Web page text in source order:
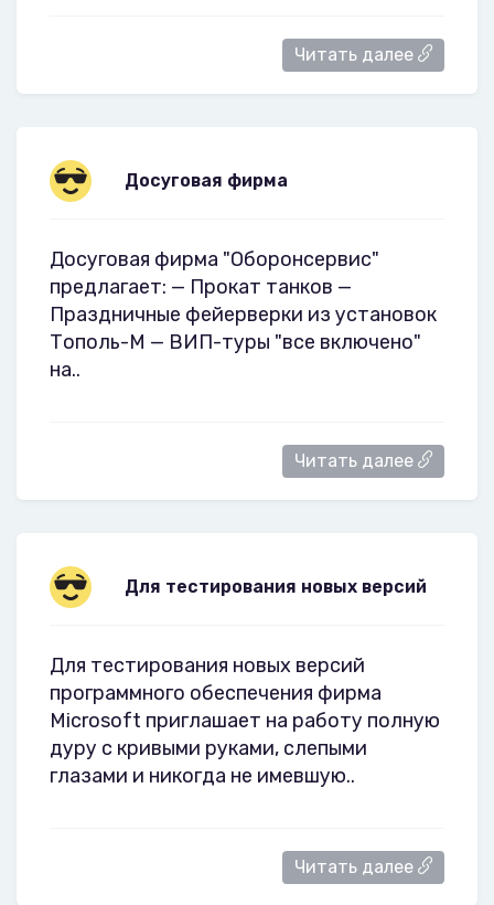
Читать далее
Досуговая фирма
Досуговая фирма "Оборонсервис"
предлагает: — Прокат танков —
Праздничные фейерверки из установок
Тополь-М — ВИП-туры "все включено"
на..
Читать далее
Для тестирования новых версий
Для тестирования новых версий
программного обеспечения фирма
Microsoft приглашает на работу полную
дуру с кривыми руками, слепыми
глазами и никогда не имевшую..
Читать далее